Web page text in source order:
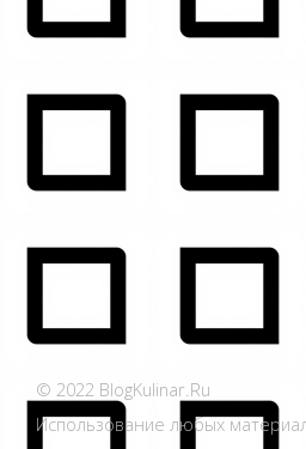
© 2022 BlogKulinar.Ru
Использование любых